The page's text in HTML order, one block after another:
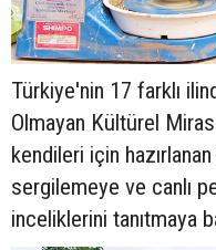
Türkiye'nin 17 farklı
Olmayan Kültürel Miras
kendileri için
sergilemeye ve canlı
inceliklerini tanıtmaya